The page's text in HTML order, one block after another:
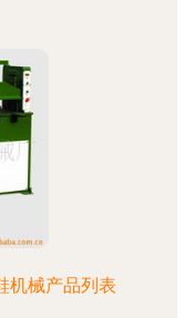
机械产品列表